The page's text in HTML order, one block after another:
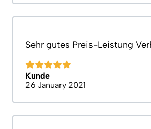
Sehr gutes Preis-Leistung
Kunde
26 January 2021